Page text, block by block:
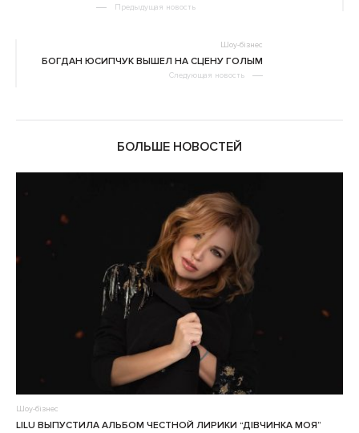
Предыдущая новость
Шоу-бізнес
БОГДАН ЮСИПЧУК ВЫШЕЛ НА СЦЕНУ ГОЛЫМ
Следующая новость
БОЛЬШЕ НОВОСТЕЙ
Шоу-бізнес
LILU ВЫПУСТИЛА АЛЬБОМ ЧЕСТНОЙ ЛИРИКИ “ДІВЧИНКА МОЯ”